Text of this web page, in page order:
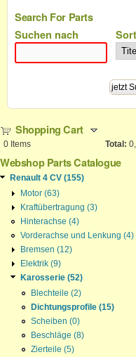
Search For Parts
Suchen nach
Shopping Cart
0 Items Total:
Webshop Parts Catalogue
Renault 4 CV (155)
Motor (63)
Kraftübertragung (3)
Hinterachse (4)
Vorderachse und Lenkung (4)
Bremsen (12)
Elektrik (9)
Karosserie (52)
Blechteile (2)
Dichtungsprofile (15)
Scheiben (0)
Beschläge (8)
Zierteile (5)